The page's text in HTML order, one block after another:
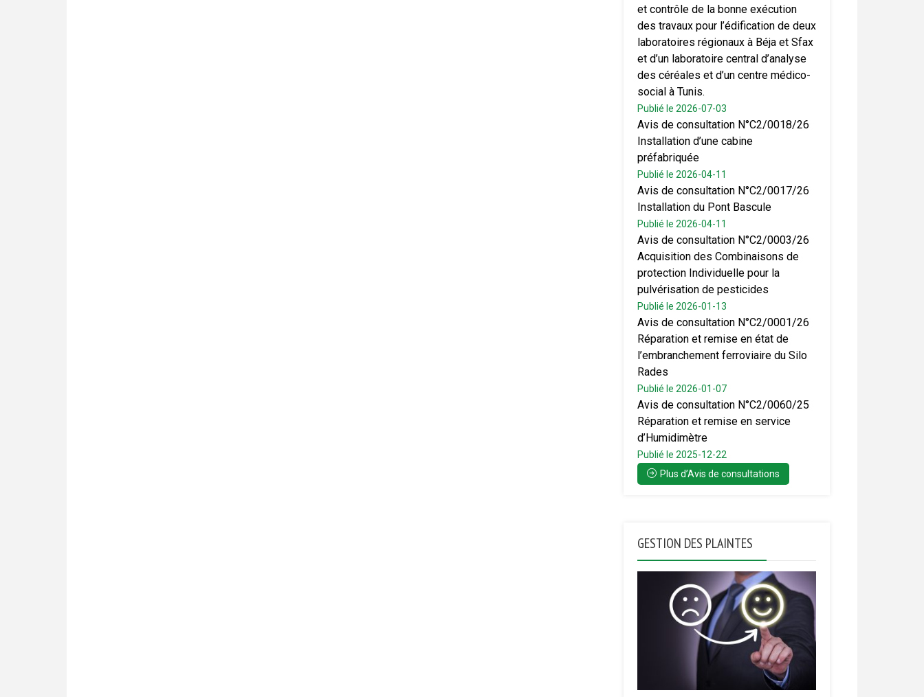
et contrôle de la bonne exécution
des travaux pour l’édification de deux
laboratoires régionaux à Béja et Sfax
et d’un laboratoire central d’analyse
des céréales et d’un centre médico-
social à Tunis.
Publié le 2026-07-03
Avis de consultation N°C2/0018/26
Installation d’une cabine
préfabriquée
Publié le 2026-04-11
Avis de consultation N°C2/0017/26
Installation du Pont Bascule
Publié le 2026-04-11
Avis de consultation N°C2/0003/26
Acquisition des Combinaisons de
protection Individuelle pour la
pulvérisation de pesticides
Publié le 2026-01-13
Avis de consultation N°C2/0001/26
Réparation et remise en état de
l’embranchement ferroviaire du Silo
Rades
Publié le 2026-01-07
Avis de consultation N°C2/0060/25
Réparation et remise en service
d’Humidimètre
Publié le 2025-12-22
Plus d’Avis de consultations
GESTION DES PLAINTES